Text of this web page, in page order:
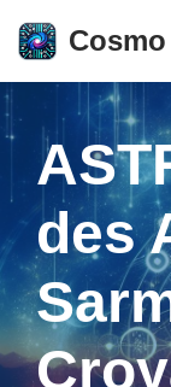
Aller
contenu
des